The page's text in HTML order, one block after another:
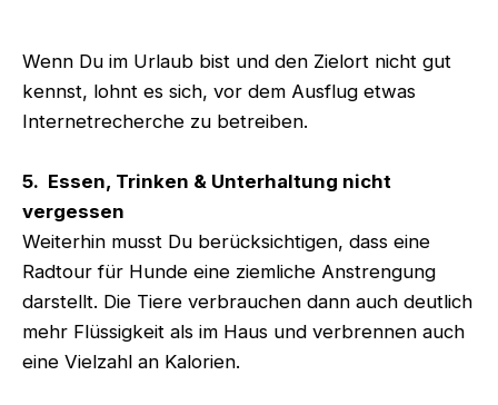
Wenn Du im Urlaub bist und den Zielort nicht gut
kennst, lohnt es sich, vor dem Ausflug etwas
Internetrecherche zu betreiben.
5. Essen, Trinken & Unterhaltung nicht
vergessen
Weiterhin musst Du berücksichtigen, dass eine
Radtour für Hunde eine ziemliche Anstrengung
darstellt. Die Tiere verbrauchen dann auch deutlich
mehr Flüssigkeit als im Haus und verbrennen auch
eine Vielzahl an Kalorien.